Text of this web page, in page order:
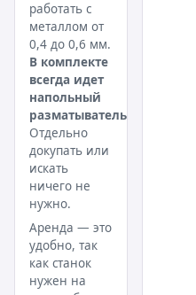
работать с
металлом от
0,4 до 0,6 мм.
В комплекте
всегда идет
напольный
разматыватель
Отдельно
докупать или
искать
ничего не
нужно.
Аренда — это
удобно, так
как станок
нужен на